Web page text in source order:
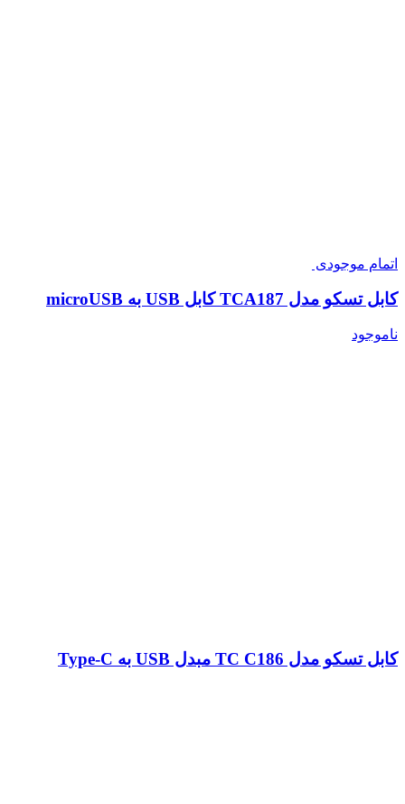
اتمام موجودی
کابل تسکو مدل TCA187 کابل USB به microUSB
ناموجود
کابل تسکو مدل TC C186 مبدل USB به Type-C